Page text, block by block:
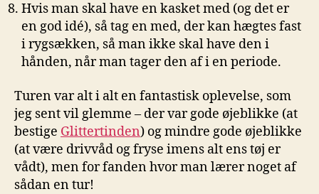
Hvis man skal have en kasket med (og det er
en god idé), så tag en med, der kan hægtes fast
i rygsækken, så man ikke skal have den i
hånden, når man tager den af i en periode.
Turen var alt i alt en fantastisk oplevelse, som
jeg sent vil glemme – der var gode øjeblikke (at
bestige Glittertinden) og mindre gode øjeblikke
(at være drivvåd og fryse imens alt ens tøj er
vådt), men for fanden hvor man lærer noget af
sådan en tur!